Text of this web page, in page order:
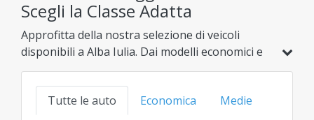
Scegli la Classe Adatta
Approfitta della nostra selezione di veicoli
disponibili a Alba Iulia. Dai modelli economici e
ibridi alle opzioni familiari, SUV o di lusso, trova
la soluzione ideale al miglior prezzo trasparente
per ogni categoria.
Tutte le auto Economica
Medie